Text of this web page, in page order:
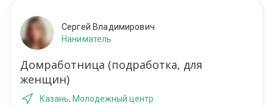
Сергей Владимирович
Наниматель
Домработница (подработка, для
женщин)
Казань, Молодежный центр